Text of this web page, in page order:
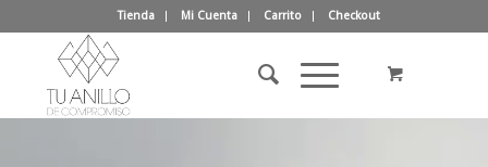
Tienda Mi Cuenta Carrito Checkout